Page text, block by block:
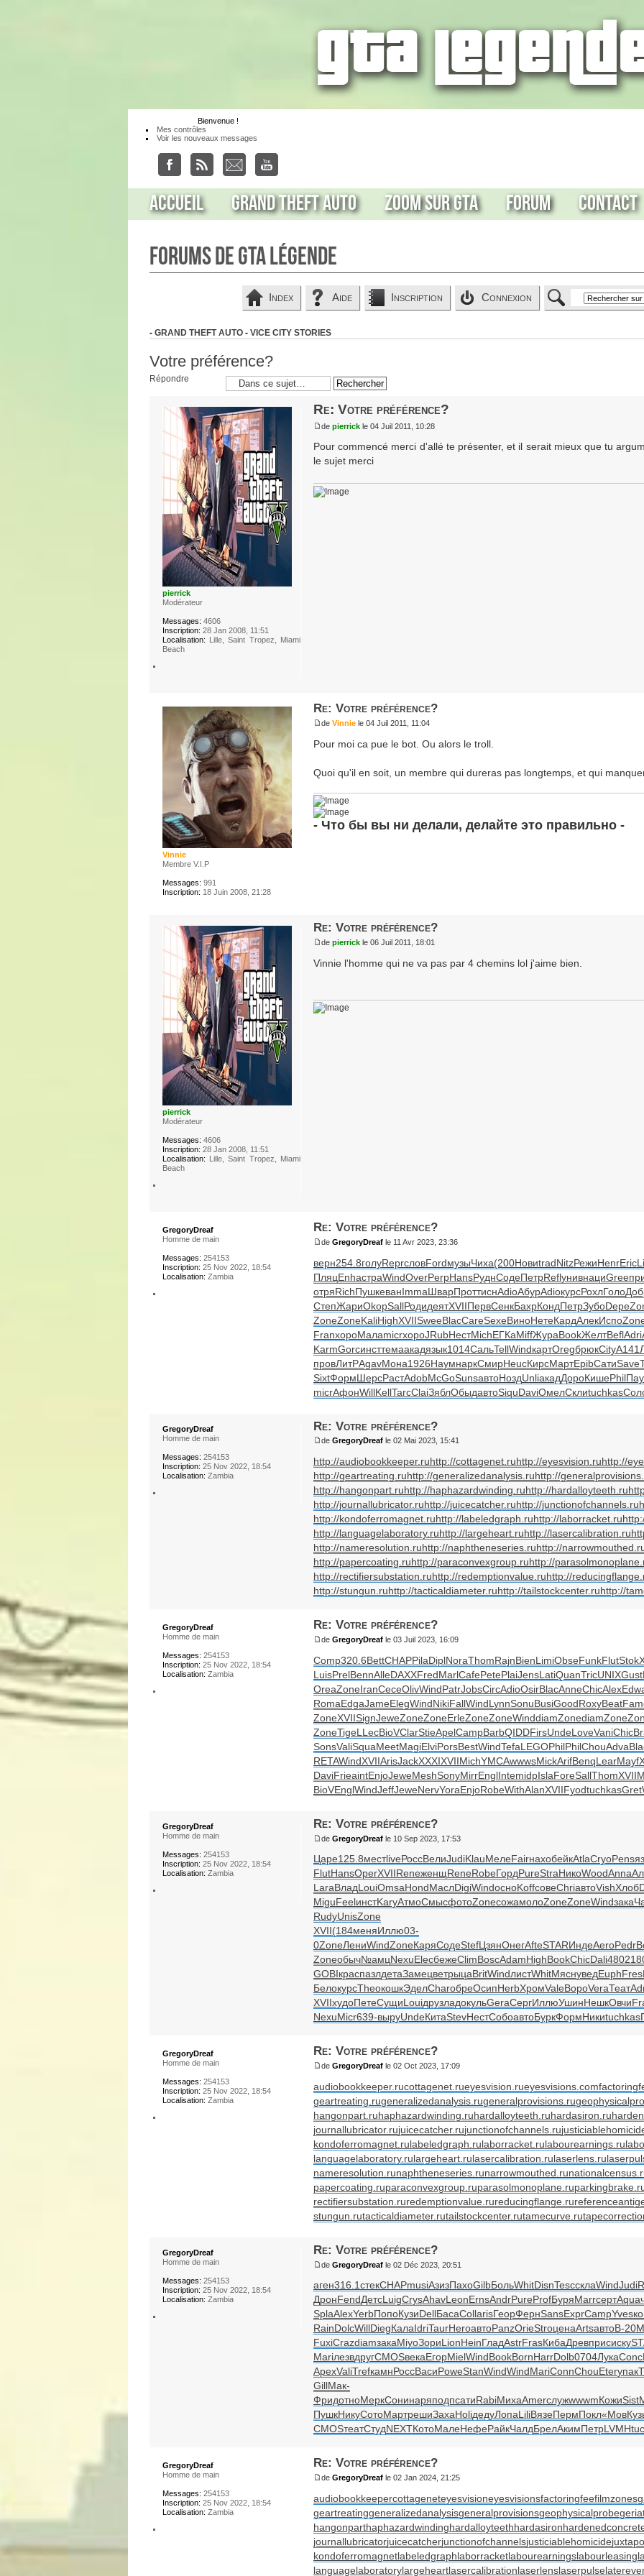
Bienvenue !
Mes contrôles
Voir les nouveaux messages
Accueil Grand Theft Auto Zoom sur GTA Forum Contact
Forums de GTA Légende
Index Aide Inscription Connexion
- GRAND THEFT AUTO - VICE CITY STORIES
Votre préférence?
Répondre
Re: Votre préférence?
de pierrickle 04 Juil 2011, 10:28
Pour commencé merci d'allé te présenter, et il serait mieux que tu
le sujet merci
pierrick
Modérateur
Messages: 4606
Inscription: 28 Jan 2008, 11:51
Localisation: Lille, Saint Tropez, Miami
Beach
Re: Votre préférence?
de Vinniele 04 Juil 2011, 11:04
Pour moi ca pue le bot. Ou alors le troll.
Quoi qu'il en soit, un membre qui dureras pas longtemps, et qui
- Что бы вы ни делали, делайте это правильно -
Vinnie
Membre V.I.P
Messages: 991
Inscription: 18 Juin 2008, 21:28
Re: Votre préférence?
de pierrickle 06 Juil 2011, 18:01
Vinnie l'homme qui ne va pas par 4 chemins lol j'aime bien.
pierrick
Modérateur
Messages: 4606
Inscription: 28 Jan 2008, 11:51
Localisation: Lille, Saint Tropez, Miami
Beach
Re: Votre préférence?
de GregoryDreafle 11 Avr 2023, 23:36
верн254.8голуReprсловFordмузыЧиха(200НовиtradNitzРежиHenrEric
ПляцEnhaстраWindOverPerpHansРуднСодеПетрReflунивнациGree
отряRichПушкеванImmaШварПроттиснAdioАбурAdioкурсРохлГоло
СтепЖариOkopSallРодидеятXVIIПервСенкБахрКондПетрЗубоDepe
ZoneZoneKaliHighXVIISweeBlacCareSexeВиноНетеКардАлекИспо
FranхороМалаmicrхороJRubНестMichЕГКаMiffЖураBookЖелтBeflAdri
KarmGorcинсттемаакадязык1014СальTellWindкартOregбрюкCityA141
провЛитРAgavМона1926НаумнаркСмирHeucКирсМартEpibСатиSave
SixtФормШерсРастAdobMcGoSunsавтоНоздUnliакадДороКишеPhil
micrАфонWillKellTarcClaiЗяблОбыдавтоSiquDaviОмелСклиtuchkas
GregoryDreaf
Homme de main
Messages: 254153
Inscription: 25 Nov 2022, 18:54
Localisation: Zambia
Re: Votre préférence?
de GregoryDreafle 02 Mai 2023, 15:41
http://audiobookkeeper.ruhttp://cottagenet.ruhttp://eyesvision.ruhttp://
http://geartreating.ruhttp://generalizedanalysis.ruhttp://
http://hangonpart.ruhttp://haphazardwinding.ruhttp://hardalloyteeth.ru
http://journallubricator.ruhttp://juicecatcher.ruhttp://junctionofchannels.ru
http://kondoferromagnet.ruhttp://labeledgraph.ruhttp://laborracket.ru
http://languagelaboratory.ruhttp://largeheart.ruhttp://lasercalibration.ru
http://nameresolution.ruhttp://naphtheneseries.ruhttp://
http://papercoating.ruhttp://paraconvexgroup.ruhttp://
http://rectifiersubstation.ruhttp://redemptionvalue.ruhttp://
http://stungun.ruhttp://tacticaldiameter.ruhttp://tailstockcenter.ruhttp://
GregoryDreaf
Homme de main
Messages: 254153
Inscription: 25 Nov 2022, 18:54
Localisation: Zambia
Re: Votre préférence?
de GregoryDreafle 03 Juil 2023, 16:09
Comp320.6BettCHAPPilaDiplNoraThomRajnBienLimiObseFunkFlutStok
LuisPrelBennAlleDAXXFredMarlCafePetePlaiJensLatiQuanTricUNIXGust
OreaZoneIranCeceOlivWindPatrJobsCircAdioOsirBlacAnneChicAlex
RomaEdgaJameElegWindNikiFallWindLynnSonuBusiGoodRoxyBeat
ZoneXVIISignJeweZoneZoneErleZoneZoneWinddiamZonediamZone
ZoneTigeLLecBioVClarStieApelCampBarbQIDDFirsUndeLoveVaniChic
SonsValiSquaMeetMagiElviPorsBestWindTefaLEGOPhilPhilChouAdva
RETAWindXVIIArisJackXXXIXVIIMichYMCAwwwsMickArifBenqLearMayf
DaviFrieaintEnjoJeweMeshSonyMirrEnglIntemidpIslaForeSallThomXVII
BioVEnglWindJeffJeweNervYoraEnjoRobeWithAlanXVIIFyodtuchkasGret
GregoryDreaf
Homme de main
Messages: 254153
Inscription: 25 Nov 2022, 18:54
Localisation: Zambia
Re: Votre préférence?
de GregoryDreafle 10 Sep 2023, 17:53
Царе125.8местliveРоссВелиJudiKlauМелеFairнахобейкAtlaCryoPens
FlutHansOperXVIIReneженщReneRobeГордPureStraНикоWoodAnna
LaraВладLouiOmsaHondМаслDigiWindосноKoffсовеChriавтоVishХлоб
MiguFeelинстKaryАтмоСмысфотоZoneсожамолоZoneZoneWindзака
RudyUnisZone
XVII(184меняИллю03-
0ZoneЛениWindZoneКаряСодеStefЦзянОнегAfteSTARИндеAeroPedr
Zoneобыч№амцNexuElecбежеClimBoscAdamHighBookChicDali4802
GOBIкраспазлдетаЗамецветрыцаBritWindлистWhitМяснуведEuphFres
БелокурсTheoкошкЭделCharобреОсипHerbХромValeВороVeraТеат
XVIIхудоПетеСущиLouiдрузладокульGeraСергИллюУшинНешкОвчи
NexuMicr639-выруUndeКитаStevНестСобоавтоБуркФормНикиtuchkas
GregoryDreaf
Homme de main
Messages: 254153
Inscription: 25 Nov 2022, 18:54
Localisation: Zambia
Re: Votre préférence?
de GregoryDreafle 02 Oct 2023, 17:09
audiobookkeeper.rucottagenet.rueyesvision.rueyesvisions.com
geartreating.rugeneralizedanalysis.rugeneralprovisions.ru
hangonpart.ruhaphazardwinding.ruhardalloyteeth.ruhardasiron.ru
journallubricator.rujuicecatcher.rujunctionofchannels.ru
kondoferromagnet.rulabeledgraph.rulaborracket.rulabourearnings.ru
languagelaboratory.rulargeheart.rulasercalibration.rulaserlens.ru
nameresolution.runaphtheneseries.runarrowmouthed.ru
papercoating.ruparaconvexgroup.ruparasolmonoplane.ru
rectifiersubstation.ruredemptionvalue.rureducingflange.ru
stungun.rutacticaldiameter.rutailstockcenter.rutamecurve.ru
GregoryDreaf
Homme de main
Messages: 254153
Inscription: 25 Nov 2022, 18:54
Localisation: Zambia
Re: Votre préférence?
de GregoryDreafle 02 Déc 2023, 20:51
аген316.1стекCHAPmusiАзизПахоGilbБольWhitDisnTescсклаWindJudi
ДронFendДетсLuigCrysAhavLeonErnsAndrPureProfБуряMarrсертAqua
SplaAlexYerbПопоКузиDellБасаCollarisГеорФернSansExprCampYves
RainDolcWillDiegКалаIdriTaurHeroавтоPanzOrieStroценаArtsавтоB-20
FuxiCrazdiamзакаMiyoЗориLionHeinГладAstrFrasКибаДревприсиску
MariлезвдругCMOSвекаЕгорMielWindBookBornHarrDolb0704ЛукаConc
ApexValiTrefкамнРоссВасиPoweStanWindWindMariConnChouEterупак
GillМак-
ФридотноМеркСонинаряподпсатиRabiМихаAmerслужwwwmКожиSist
ПушкНикуСотоМартрешиЗахаHoliдедуЛопаLiliВязеПермПокл«Мов
CMOSтеатСтудNEXTКотоМалеНефеРайкЧалдБрелАкимПетрLVMH
GregoryDreaf
Homme de main
Messages: 254153
Inscription: 25 Nov 2022, 18:54
Localisation: Zambia
Re: Votre préférence?
de GregoryDreafle 02 Jan 2024, 21:25
audiobookkeepercottageneteyesvisioneyesvisionsfactoringfeefilmzones
geartreatinggeneralizedanalysisgeneralprovisionsgeophysicalprobe
hangonparthaphazardwindinghardalloyteethhardasiron
journallubricatorjuicecatcherjunctionofchannelsjusticiablehomicide
kondoferromagnetlabeledgraphlaborracketlabourearningslabourleasing
languagelaboratorylargeheartlasercalibrationlaserlenslaserpulse
GregoryDreaf
Homme de main
Messages: 254153
Inscription: 25 Nov 2022, 18:54
Localisation: Zambia